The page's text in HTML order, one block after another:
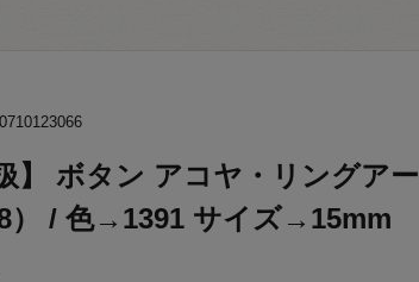
】 ボタン アコヤ・リングアー
） / 色→1391 サイズ→15mm